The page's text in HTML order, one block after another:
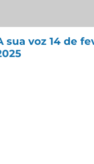
sua voz 14 de